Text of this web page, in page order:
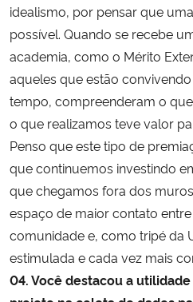
idealismo, por pensar que
possível. Quando se recebe
academia, como o Mérito
aqueles que estão
tempo, compreenderam o
o que realizamos teve valor
Penso que este tipo de
que continuemos investindo
que chegamos fora dos
espaço de maior contato
comunidade e, como tripé da
estimulada e cada vez mais
04. Você destacou a